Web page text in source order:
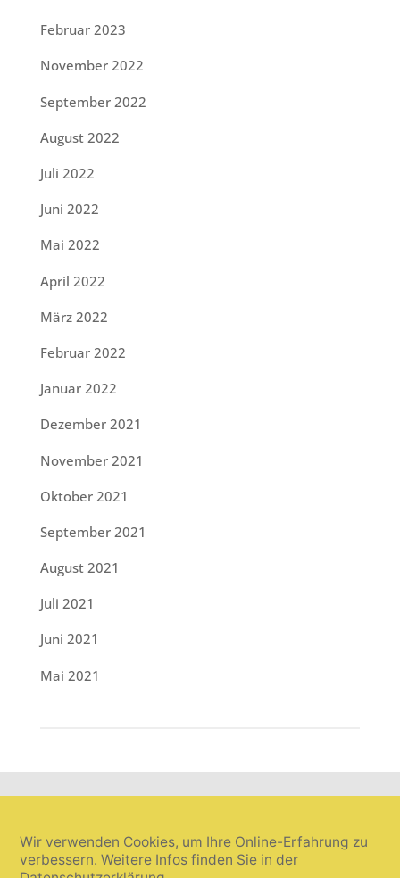
Februar 2023
November 2022
September 2022
August 2022
Juli 2022
Juni 2022
Mai 2022
April 2022
März 2022
Februar 2022
Januar 2022
Dezember 2021
November 2021
Oktober 2021
September 2021
August 2021
Juli 2021
Juni 2021
Mai 2021
Wir verwenden Cookies, um Ihre Online-Erfahrung zu
verbessern. Weitere Infos finden Sie in der